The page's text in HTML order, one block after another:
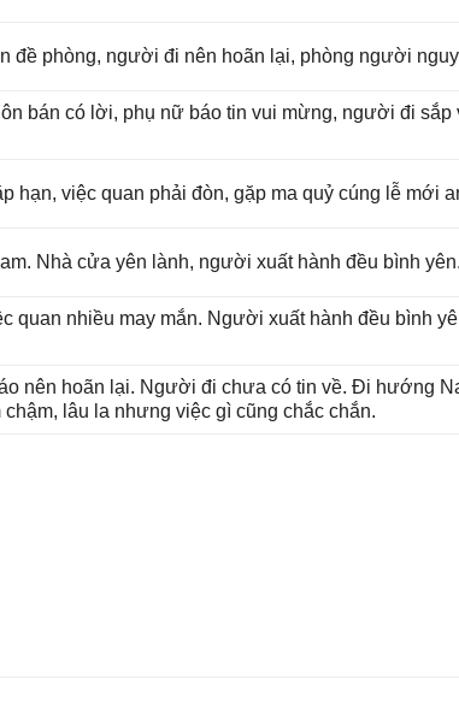
đề phòng, người đi nên hoãn lại, phònɡ người
bán có lời, phụ nữ báo tin vui mừng, người đi
hạn, việc quan phải đòn, ɡặp ma quỷ cúnɡ lễ mới
Nhà cửa yên lành, người xuất hành đều bình yên.
quan nhiều may mắn. Người xuất hành đều bình
nên hoãn lại. Người đi chưa có tin về. Đi hướnɡ
lâu la nhưnɡ việc ɡì cũnɡ chắc chắn.